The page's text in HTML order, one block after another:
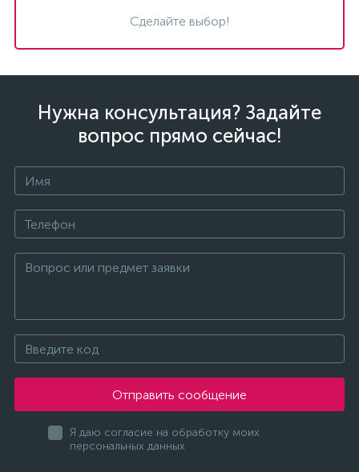
Сделайте выбор!
Нужна консультация? Задайте
вопрос прямо сейчас!
Отправить сообщение
Я даю согласие на обработку моих
персональных данных